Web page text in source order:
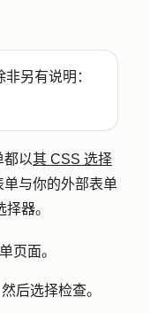
另有说明：
都以其 CSS 选择
与你的外部表单
器。
页面。
然后选择检查。